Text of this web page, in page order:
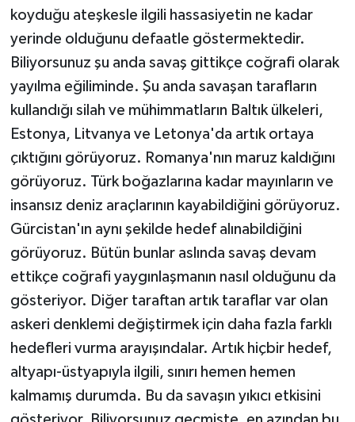
koyduğu ateşkesle ilgili hassasiyetin ne kadar
yerinde olduğunu defaatle göstermektedir.
Biliyorsunuz şu anda savaş gittikçe coğrafi olarak
yayılma eğiliminde. Şu anda savaşan tarafların
kullandığı silah ve mühimmatların Baltık ülkeleri,
Estonya, Litvanya ve Letonya'da artık ortaya
çıktığını görüyoruz. Romanya'nın maruz kaldığını
görüyoruz. Türk boğazlarına kadar mayınların ve
insansız deniz araçlarının kayabildiğini görüyoruz.
Gürcistan'ın aynı şekilde hedef alınabildiğini
görüyoruz. Bütün bunlar aslında savaş devam
ettikçe coğrafi yaygınlaşmanın nasıl olduğunu da
gösteriyor. Diğer taraftan artık taraflar var olan
askeri denklemi değiştirmek için daha fazla farklı
hedefleri vurma arayışındalar. Artık hiçbir hedef,
altyapı-üstyapıyla ilgili, sınırı hemen hemen
kalmamış durumda. Bu da savaşın yıkıcı etkisini